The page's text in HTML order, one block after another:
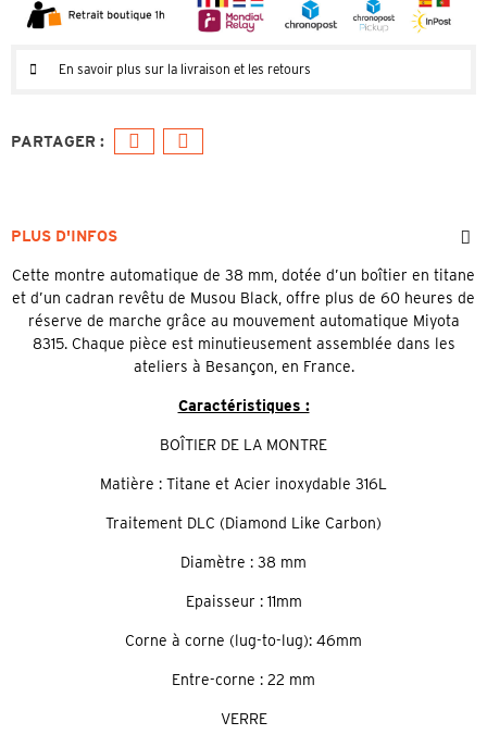
En savoir plus sur la livraison et les retours
PLUS D'INFOS
Cette montre automatique de 38 mm, dotée d’un boîtier en titane
et d’un cadran revêtu de Musou Black, offre plus de 60 heures de
réserve de marche grâce au mouvement automatique Miyota
8315. Chaque pièce est minutieusement assemblée dans les
ateliers à Besançon, en France.
Caractéristiques :
BOÎTIER DE LA MONTRE
Matière : Titane et Acier inoxydable 316L
Traitement DLC (Diamond Like Carbon)
Diamètre : 38 mm
Epaisseur : 11mm
Corne à corne (lug-to-lug): 46mm
Entre-corne : 22 mm
VERRE